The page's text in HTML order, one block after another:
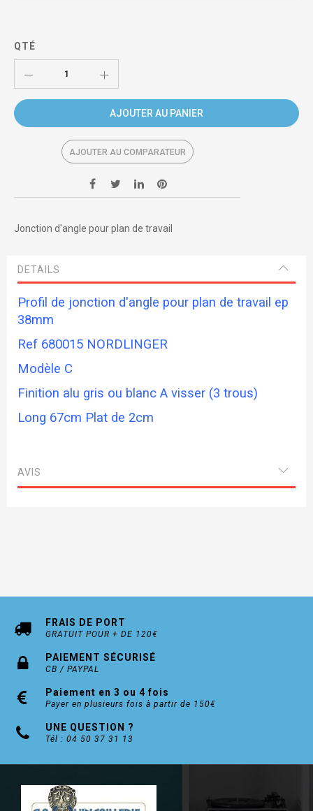
QTÉ
AJOUTER AU PANIER
AJOUTER AU COMPARATEUR
Jonction d'angle pour plan de travail
DETAILS
Profil de jonction d'angle pour plan de travail ep
38mm
Ref 680015 NORDLINGER
Modèle C
Finition alu gris ou blanc A visser (3 trous)
Long 67cm Plat de 2cm
AVIS
FRAIS DE PORT
GRATUIT POUR + DE 120€
PAIEMENT SÉCURISÉ
CB / PAYPAL
Paiement en 3 ou 4 fois
Payer en plusieurs fois à partir de 150€
UNE QUESTION ?
Tél : 04 50 37 31 13